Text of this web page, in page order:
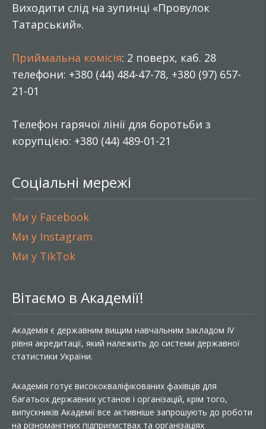
Виходити слід на зупинці «Провулок
Татарський».
Приймальна комісія: 2 поверх, каб. 28
телефони: +380 (44) 484-47-78, +380 (97) 657-
21-01
Телефон гарячої лінії для боротьби з
корупцією: +380 (44) 489-01-21
Соціальні мережі
Ми у Facebook
Ми у Instagram
Ми у TikTok
Вітаємо в Академії!
Академія є державним вищим навчальним закладом IV
рівня акредитації, який належить до системи державної
статистики України.
Академія готує висококваліфікованих фахівців для
багатьох державних установ і організацій, крім того,
випускників Академії все активніше запрошують до роботи
на різноманітних підприємствах та організаціях